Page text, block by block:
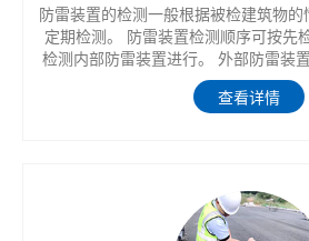
防雷装置的检测一般根据被检建筑物
定期检测。 防雷装置检测顺序可按先
检测内部防雷装置进行。 外部防雷装
接闪带、接闪线、接闪网)、引下线、
屋面大型金属物体的等电
查看详情